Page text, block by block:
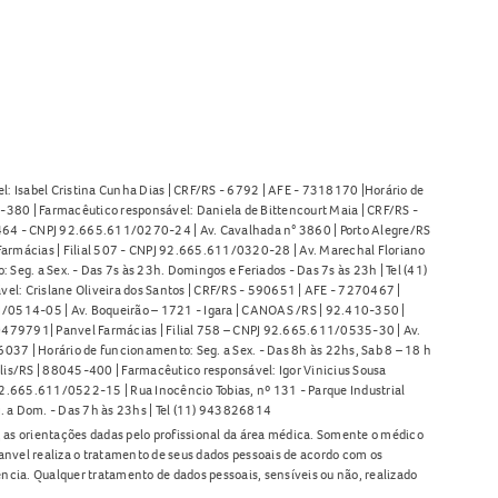
Cristina Cunha Dias | CRF/RS - 6792 | AFE - 7318170 |Horário de
| Farmacêutico responsável: Daniela de Bittencourt Maia | CRF/RS -
- CNPJ 92.665.611/0270-24 | Av. Cavalhada n° 3860 | Porto Alegre/RS
| Filial 507 - CNPJ 92.665.611/0320-28 | Av. Marechal Floriano
a Sex. - Das 7s às 23h. Domingos e Feriados - Das 7s às 23h | Tel (41)
Crislane Oliveira dos Santos | CRF/RS - 590651 | AFE - 7270467 |
0514-05 | Av. Boqueirão – 1721 - Igara | CANOAS /RS | 92.410-350 |
Panvel Farmácias | Filial 758 – CNPJ 92.665.611/0535-30 | Av.
| Horário de funcionamento: Seg. a Sex. - Das 8h às 22hs, Sab 8 – 18 h
RS | 88045-400 | Farmacêutico responsável: Igor Vinicius Sousa
0522-15 | Rua Inocêncio Tobias, nº 131 - Parque Industrial
a Dom. - Das 7h às 23hs | Tel (11) 943826814
orientações dadas pelo profissional da área médica. Somente o médico
realiza o tratamento de seus dados pessoais de acordo com os
Qualquer tratamento de dados pessoais, sensíveis ou não, realizado